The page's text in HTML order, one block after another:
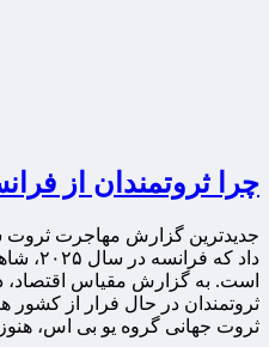
چرا ثروتمندان از
جدیدترین گزارش مهاجرت ثروت
است. به گزارش مقیاس اقتصاد،
ثروتمندان در حال فرار از
ثروت جهانی گروه یو بی اس، هنوز ۲.۴ میلیون […]